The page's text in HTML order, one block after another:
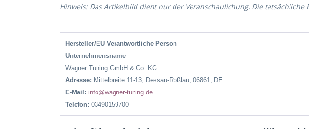
Hinweis: Das Artikelbild dient nur der Veranschaulichung. Die tatsächliche
Hersteller/EU Verantwortliche Person
Unternehmensname
Wagner Tuning GmbH & Co. KG
Adresse: Mittelbreite 11-13, Dessau-Roßlau, 06861, DE
E-Mail: info@wagner-tuning.de
Telefon: 03490159700